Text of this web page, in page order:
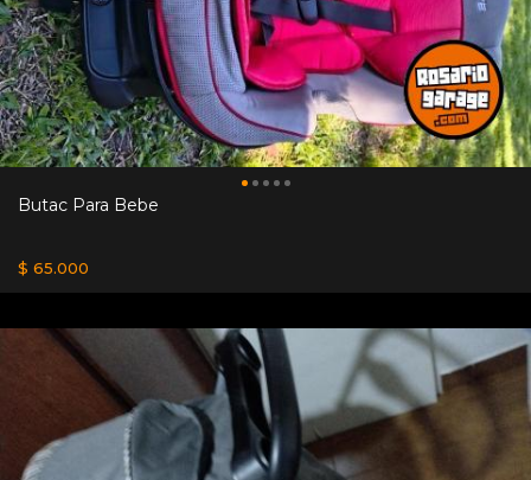
Butac Para Bebe
$ 65.000